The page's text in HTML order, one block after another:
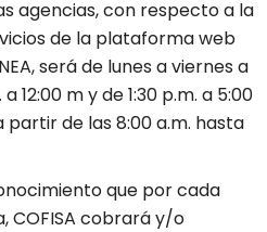
agencias, con respecto a la
de la plataforma web
será de lunes a viernes a
12:00 m y de 1:30 p.m. a 5:00
partir de las 8:00 a.m. hasta
que por cada
COFISA cobrará y/o